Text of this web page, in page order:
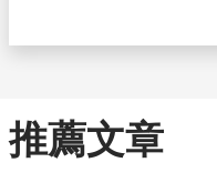
推薦文章